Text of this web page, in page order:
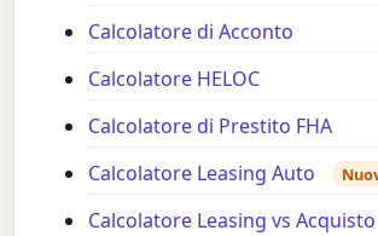
Calcolatore di Acconto
Calcolatore HELOC
Calcolatore di Prestito FHA
Calcolatore Leasing Auto
Calcolatore Leasing vs Acquisto